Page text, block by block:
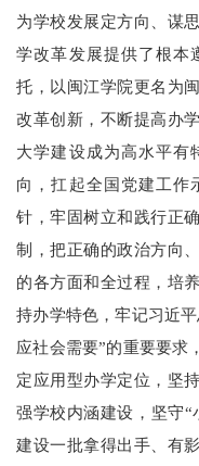
为学校发展定方向、谋
学改革发展提供了根本
托，以闽江学院更名为
改革创新，不断提高办
大学建设成为高水平有
向，扛起全国党建工作
针，牢固树立和践行正
制，把正确的政治方向
的各方面和全过程，培
持办学特色，牢记习近
应社会需要”的重要要求
定应用型办学定位，坚
强学校内涵建设，坚守“
建设一批拿得出手、有